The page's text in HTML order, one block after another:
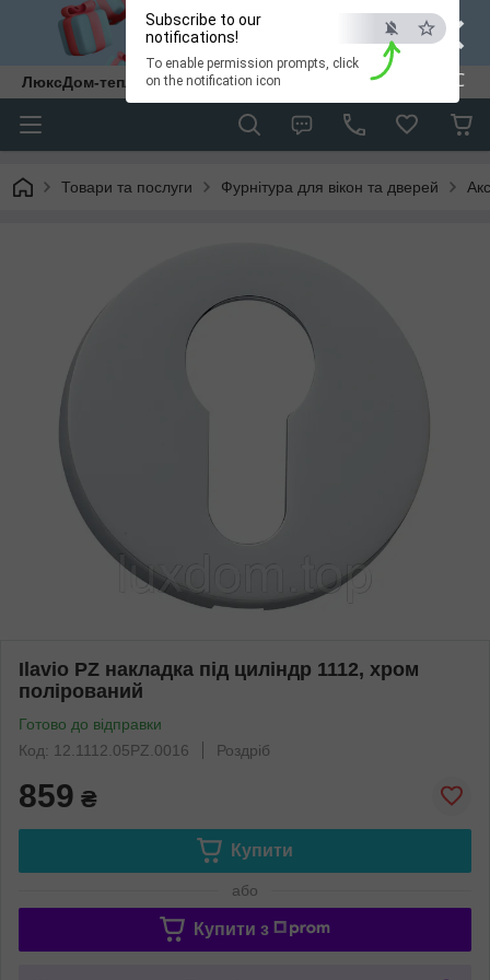
×
ESC
Subscribe to our
notifications!
To enable permission prompts, click
on the notification icon
ЛюксДом-тепло та затишок у кожен дім.
Товари та послуги Фурнітура для вікон та дверей
Ilavio PZ накладка під циліндр 1112, хром
полірований
Готово до відправки
Код: 12.1112.05PZ.0016
Роздріб
859 ₴
Купити
або
Купити з